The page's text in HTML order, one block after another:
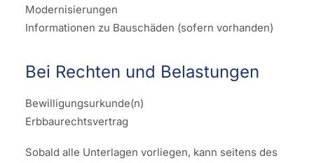
Modernisierungen
Informationen zu Bauschäden (sofern vorhanden)
Bei Rechten und Belastungen
Bewilligungsurkunde(n)
Erbbaurechtsvertrag
Sobald alle Unterlagen vorliegen, kann seitens des